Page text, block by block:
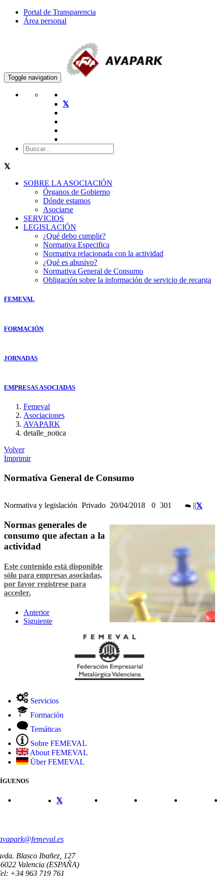
Portal de Transparencia
Área personal
Toggle navigation
SOBRE LA ASOCIACIÓN
Órganos de Gobierno
Dónde estamos
Asociarse
SERVICIOS
LEGISLACIÓN
¿Qué debo cumplir?
Normativa Especifica
Normativa relacionada con la actividad
¿Qué es abusivo?
Normativa General de Consumo
Obligación sobre la información de servicio de recarga
FEMEVAL
FORMACIÓN
JORNADAS
EMPRESAS ASOCIADAS
Femeval
Asociaciones
AVAPARK
detalle_notica
Volver
Imprimir
Normativa General de Consumo
Normativa y legislación Privado 20/04/2018 0 301
Normas generales de
consumo que afectan a la
actividad
Este contenido está disponible
sólo para empresas asociadas,
por favor regístrese para
acceder.
Anterior
Siguiente
Servicios
Formación
Temáticas
Sobre FEMEVAL
About FEMEVAL
Über FEMEVAL
Blasco Ibañez, 127
Valencia (ESPAÑA)
+34 963 719 761